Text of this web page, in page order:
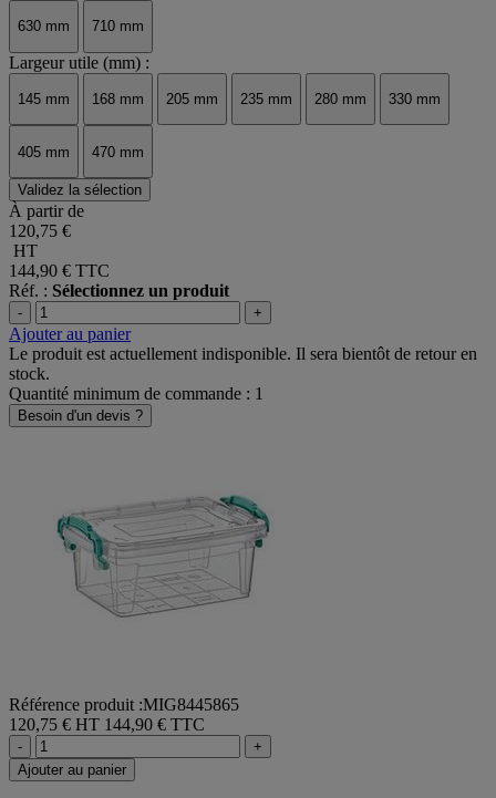
630 mm 710 mm
Largeur utile (mm) :
145 mm 168 mm 205 mm 235 mm 280 mm 330 mm
405 mm 470 mm
Validez la sélection
À partir de
120,75 €
HT
144,90 € TTC
Réf. : Sélectionnez un produit
- +
Ajouter au panier
Le produit est actuellement indisponible. Il sera bientôt de retour en
stock.
Quantité minimum de commande : 1
Besoin d'un devis ?
Référence produit :MIG8445865
120,75 € HT 144,90 € TTC
-
+
Ajouter au panier